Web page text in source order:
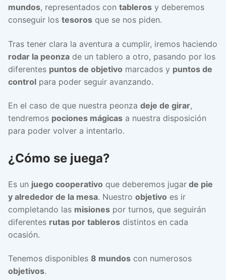
mundos, representados con tableros y deberemos
conseguir los tesoros que se nos piden.
Tras tener clara la aventura a cumplir, iremos haciendo
rodar la peonza de un tablero a otro, pasando por los
diferentes puntos de objetivo marcados y puntos de
control para poder seguir avanzando.
En el caso de que nuestra peonza deje de girar,
tendremos pociones mágicas a nuestra disposición
para poder volver a intentarlo.
¿Cómo se juega?
Es un juego cooperativo que deberemos jugar de pie
y alrededor de la mesa. Nuestro objetivo es ir
completando las misiones por turnos, que seguirán
diferentes rutas por tableros distintos en cada
ocasión.
Tenemos disponibles 8 mundos con numerosos
objetivos.